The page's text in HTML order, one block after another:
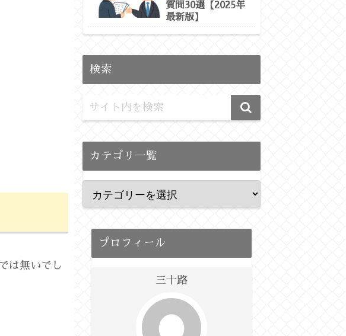
は無いでし
質問30選【2025年
最新版】
検索
カテゴリ一覧
プロフィール
三十路